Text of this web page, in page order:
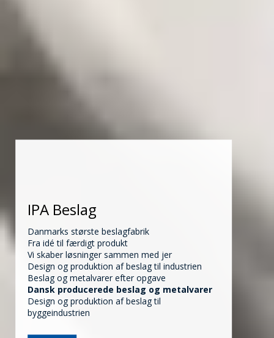
IPA Beslag
Danmarks største beslagfabrik
Fra idé til færdigt produkt
Vi skaber løsninger sammen med jer
Design og produktion af beslag til industrien
Beslag og metalvarer efter opgave
Dansk producerede beslag og metalvarer
Design og produktion af beslag til
byggeindustrien